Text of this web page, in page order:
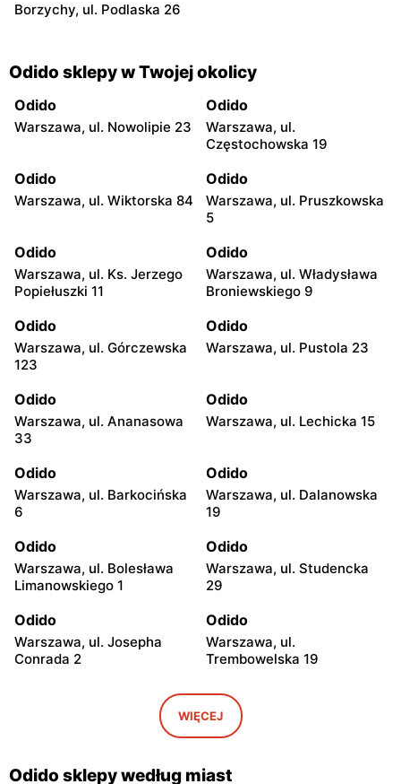
Borzychy, ul. Podlaska 26
Odido sklepy w Twojej okolicy
Odido
Warszawa, ul. Nowolipie 23
Odido
Warszawa, ul.
Częstochowska 19
Odido
Warszawa, ul. Wiktorska 84
Odido
Warszawa, ul. Pruszkowska
5
Odido
Warszawa, ul. Ks. Jerzego
Popiełuszki 11
Odido
Warszawa, ul. Władysława
Broniewskiego 9
Odido
Warszawa, ul. Górczewska
123
Odido
Warszawa, ul. Pustola 23
Odido
Warszawa, ul. Ananasowa
33
Odido
Warszawa, ul. Lechicka 15
Odido
Warszawa, ul. Barkocińska
6
Odido
Warszawa, ul. Dalanowska
19
Odido
Warszawa, ul. Bolesława
Limanowskiego 1
Odido
Warszawa, ul. Studencka
29
Odido
Warszawa, ul. Josepha
Conrada 2
Odido
Warszawa, ul.
Trembowelska 19
Warszawa, ul. Brązownicza
Odido
Warszawa, ul. Safony 1
Odido Odido
WIĘCEJ
Odido sklepy według miast